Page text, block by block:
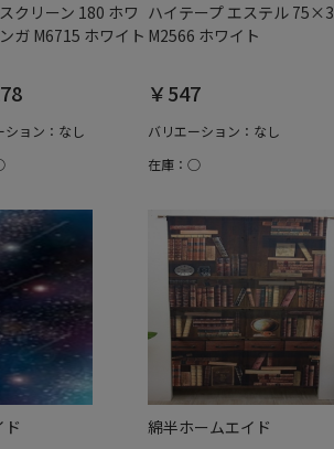
クリーン 180 ホワ
ガ M6715 ホワイト
ション：なし
ハイテープ エステル 75×3
M2566 ホワイト
￥547
バリエーション：なし
在庫：○
綿半ホームエイド